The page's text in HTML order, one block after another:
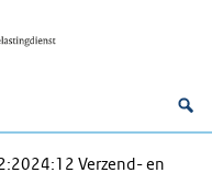
Verzend- en